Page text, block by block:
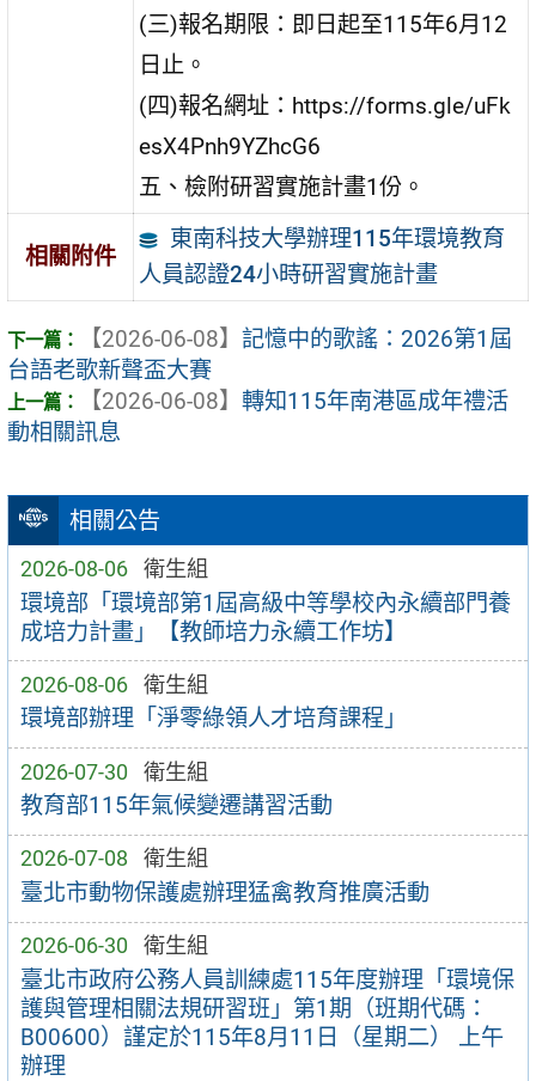
相關公告
2026-08-06 衛生組
環境部「環境部第1屆高級中等學校內永續部門養
成培力計畫」【教師培力永續工作坊】
2026-08-06 衛生組
環境部辦理「淨零綠領人才培育課程」
2026-07-30 衛生組
教育部115年氣候變遷講習活動
2026-07-08 衛生組
臺北市動物保護處辦理猛禽教育推廣活動
2026-06-30 衛生組
臺北市政府公務人員訓練處115年度辦理「環境保
護與管理相關法規研習班」第1期（班期代碼：
B00600）謹定於115年8月11日（星期二） 上午
辦理
(三)報名期限：即日起至115年6月12
日止。
(四)報名網址：https://forms.gle/uFk
esX4Pnh9YZhcG6
五、檢附研習實施計畫1份。
相關附件
東南科技大學辦理115年環境教育
人員認證24小時研習實施計畫
【2026-06-08】 記憶中的歌謠：2026第1屆
台語老歌新聲盃大賽
【2026-06-08】 轉知115年南港區成年禮活
動相關訊息